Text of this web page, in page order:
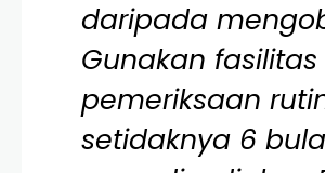
daripada
Gunakan fasilitas
pemeriksaan
setidaknya 6